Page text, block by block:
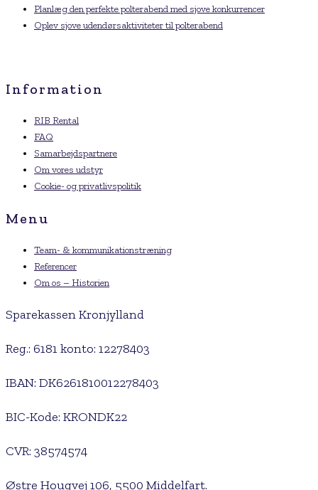
Planlæg den perfekte polterabend med sjove konkurrencer
Oplev sjove udendørsaktiviteter til polterabend
Information
RIB Rental
FAQ
Samarbejdspartnere
Om vores udstyr
Cookie- og privatlivspolitik
Menu
Team- & kommunikationstræning
Referencer
Om os – Historien
Sparekassen Kronjylland
Reg.: 6181 konto: 12278403
IBAN: DK6261810012278403
BIC-Kode: KRONDK22
CVR: 38574574
Østre Hougvej 106, 5500 Middelfart.